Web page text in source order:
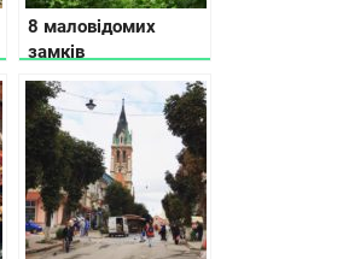
8 маловідомих
замків
Тернопільської
області